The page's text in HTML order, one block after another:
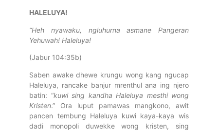
HALELUYA!
“Heh nyawaku, ngluhurna asmane Pangeran
Yehuwah! Haleluya!
(Jabur 104:35b)
Saben awake dhewe krungu wong kang ngucap
Haleluya, rancake banjur mrenthul ana ing njero
batin: “kuwi sing kandha Haleluya mesthi wong
Kristen.” Ora luput pamawas mangkono, awit
pancen tembung Haleluya kuwi kaya-kaya wis
dadi monopoli duwekke wong kristen, sing